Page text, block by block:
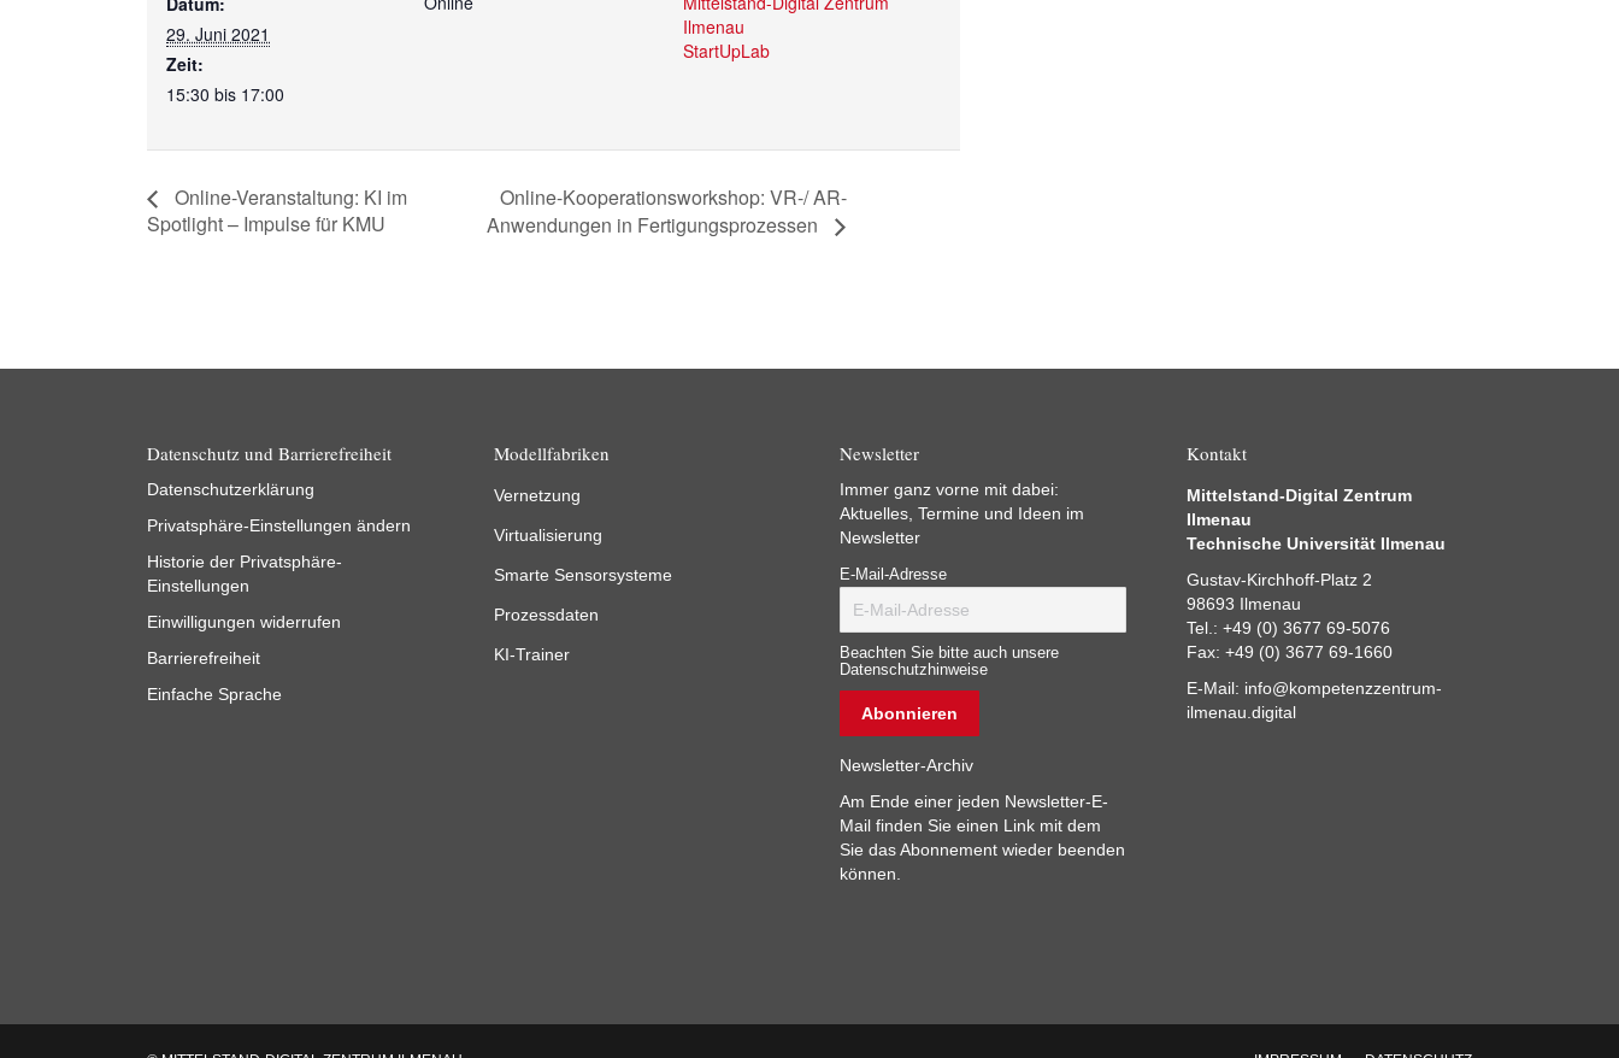
29. Juni 2021
Zeit:
15:30 bis 17:00
Ilmenau
StartUpLab
Online-Veranstaltung: KI im
Spotlight – Impulse für KMU
Online-Kooperationsworkshop: VR-/ AR-
Anwendungen in Fertigungsprozessen
Datenschutz und Barrierefreiheit
Datenschutzerklärung
Privatsphäre-Einstellungen ändern
Historie der Privatsphäre-
Einstellungen
Einwilligungen widerrufen
Barrierefreiheit
Einfache Sprache
Modellfabriken
Vernetzung
Virtualisierung
Smarte Sensorsysteme
Prozessdaten
KI-Trainer
Newsletter
Immer ganz vorne mit dabei:
Aktuelles, Termine und Ideen im
Newsletter
E-Mail-Adresse
Beachten Sie bitte auch unsere
Datenschutzhinweise
Newsletter-Archiv
Am Ende einer jeden Newsletter-E-
Mail finden Sie einen Link mit dem
Sie das Abonnement wieder beenden
können.
Kontakt
Mittelstand-Digital Zentrum
Ilmenau
Technische Universität Ilmenau
Gustav-Kirchhoff-Platz 2
98693 Ilmenau
Tel.: +49 (0) 3677 69-5076
Fax: +49 (0) 3677 69-1660
E-Mail: info@kompetenzzentrum-
ilmenau.digital